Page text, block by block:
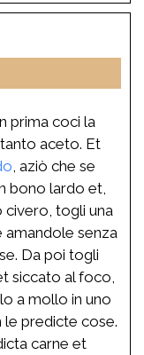
prima coci la
aceto. Et
, aziò che se
bono lardo et,
togli una
amandole senza
Da poi togli
siccato al foco,
a mollo in uno
predicte cose.
carne et